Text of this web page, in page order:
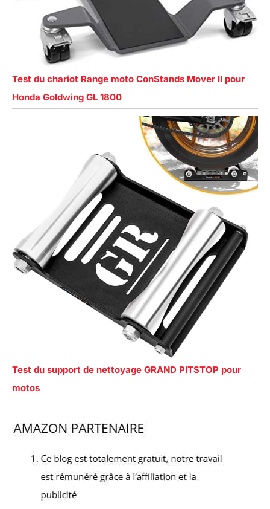
Test du chariot Range moto ConStands Mover II pour
Honda Goldwing GL 1800
Test du support de nettoyage GRAND PITSTOP pour
motos